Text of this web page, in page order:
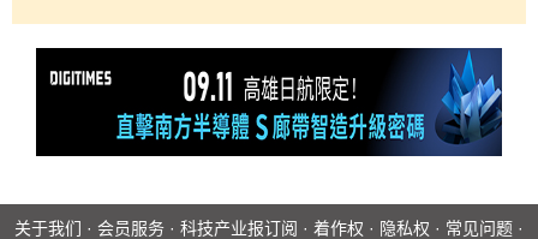
关于我们 · 会员服务 · 科技产业报订阅 · 着作权 · 隐私权 · 常见问题 ·